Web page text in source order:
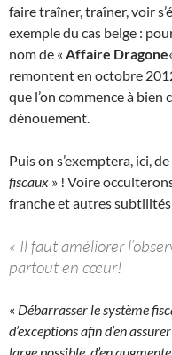
faire traîner, traîner, voir
exemple du cas belge :
nom de « Affaire Dragone
remontent en octobre
que l’on commence à
dénouement.
Puis on s’exemptera, ici,
fiscaux » ! Voire
franche et autres
« Il faut améliorer
partout en cœur!
« Débarrasser le système
d’exceptions afin d’en